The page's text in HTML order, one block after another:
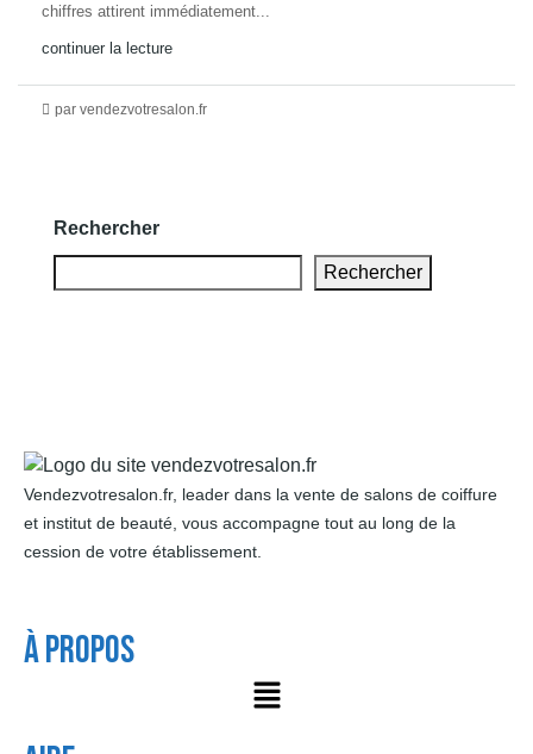
chiffres attirent immédiatement...
continuer la lecture
par vendezvotresalon.fr
Rechercher
Rechercher
Vendezvotresalon.fr, leader dans la vente de salons de coiffure
et institut de beauté, vous accompagne tout au long de la
cession de votre établissement.
À Propos